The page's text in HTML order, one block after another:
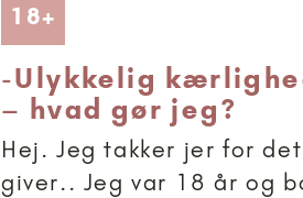
18+
-Ulykkelig
– hvad gør jeg?
Hej. Jeg takker jer for
giver.. Jeg var 18 år og